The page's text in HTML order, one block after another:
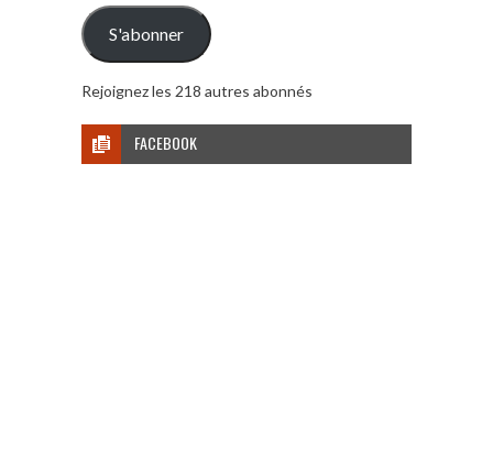
mail
S'abonner
Rejoignez les 218 autres abonnés
FACEBOOK